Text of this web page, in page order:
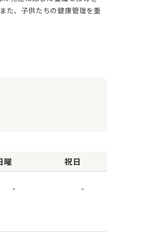
た、子供たちの健康管理を重
曜
-
祝日
-